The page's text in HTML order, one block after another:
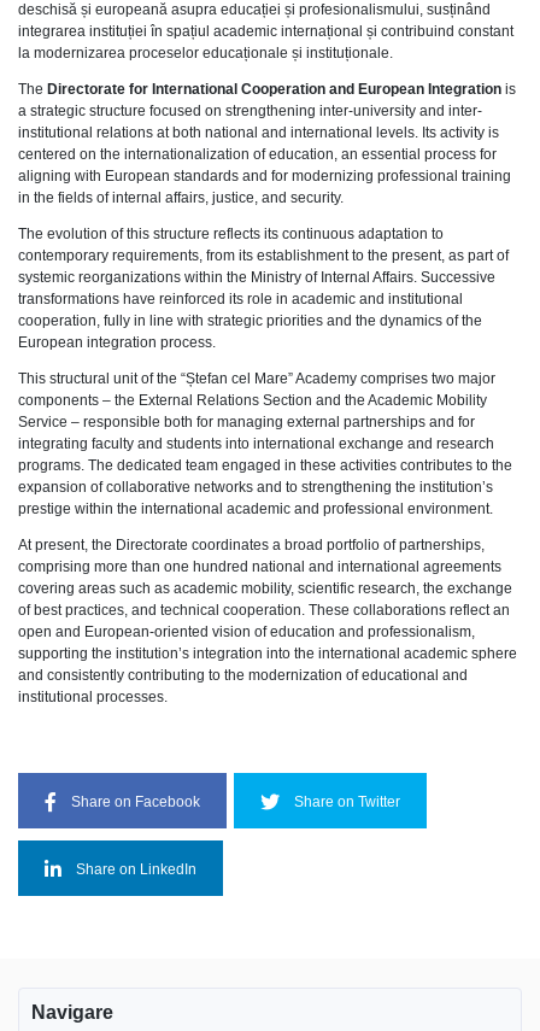
deschisă și europeană asupra educației și profesionalismului, susținând
integrarea instituției în spațiul academic internațional și contribuind constant
la modernizarea proceselor educaționale și instituționale.
The Directorate for International Cooperation and European Integration is
a strategic structure focused on strengthening inter-university and inter-
institutional relations at both national and international levels. Its activity is
centered on the internationalization of education, an essential process for
aligning with European standards and for modernizing professional training
in the fields of internal affairs, justice, and security.
The evolution of this structure reflects its continuous adaptation to
contemporary requirements, from its establishment to the present, as part of
systemic reorganizations within the Ministry of Internal Affairs. Successive
transformations have reinforced its role in academic and institutional
cooperation, fully in line with strategic priorities and the dynamics of the
European integration process.
This structural unit of the “Ștefan cel Mare” Academy comprises two major
components – the External Relations Section and the Academic Mobility
Service – responsible both for managing external partnerships and for
integrating faculty and students into international exchange and research
programs. The dedicated team engaged in these activities contributes to the
expansion of collaborative networks and to strengthening the institution’s
prestige within the international academic and professional environment.
At present, the Directorate coordinates a broad portfolio of partnerships,
comprising more than one hundred national and international agreements
covering areas such as academic mobility, scientific research, the exchange
of best practices, and technical cooperation. These collaborations reflect an
open and European-oriented vision of education and professionalism,
supporting the institution’s integration into the international academic sphere
and consistently contributing to the modernization of educational and
institutional processes.
Share on Facebook Share on Twitter
Share on LinkedIn
Navigare